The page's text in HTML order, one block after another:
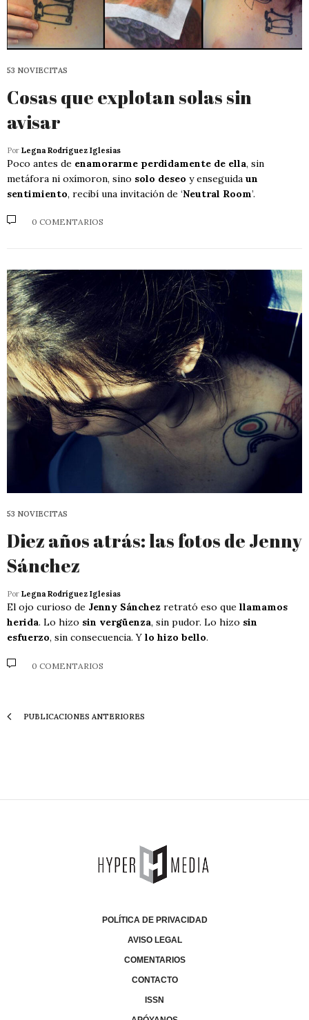
53 NOVIECITAS
Cosas que explotan solas sin
avisar
Por Legna Rodríguez Iglesias
Poco antes de enamorarme perdidamente de ella, sin
metáfora ni oxímoron, sino solo deseo y enseguida un
sentimiento, recibí una invitación de ‘Neutral Room’.
0 COMENTARIOS
53 NOVIECITAS
Diez años atrás: las fotos de Jenny
Sánchez
Por Legna Rodríguez Iglesias
El ojo curioso de Jenny Sánchez retrató eso que llamamos
herida. Lo hizo sin vergüenza, sin pudor. Lo hizo sin
esfuerzo, sin consecuencia. Y lo hizo bello.
0 COMENTARIOS
PUBLICACIONES ANTERIORES
POLÍTICA DE PRIVACIDAD
AVISO LEGAL
COMENTARIOS
CONTACTO
ISSN